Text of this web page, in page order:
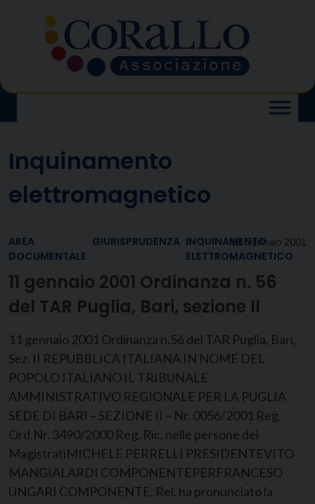
content
Inquinamento
elettromagnetico
10 Gennaio 2001
AREA
DOCUMENTALE
GIURISPRUDENZA INQUINAMENTO
ELETTROMAGNETICO
11 gennaio 2001 Ordinanza n. 56
del TAR Puglia, Bari, sezione II
11 gennaio 2001 Ordinanza n.56 del TAR Puglia, Bari,
Sez. II REPUBBLICA ITALIANA IN NOME DEL
POPOLO ITALIANO IL TRIBUNALE
AMMINISTRATIVO REGIONALE PER LA PUGLIA
SEDE DI BARI – SEZIONE II – Nr. 0056/2001 Reg.
Ord.Nr. 3490/2000 Reg. Ric. nelle persone dei
MagistratiMICHELE PERRELLI PRESIDENTEVITO
MANGIALARDI COMPONENTEPERFRANCESO
UNGARI COMPONENTE, Rel. ha pronunciato la